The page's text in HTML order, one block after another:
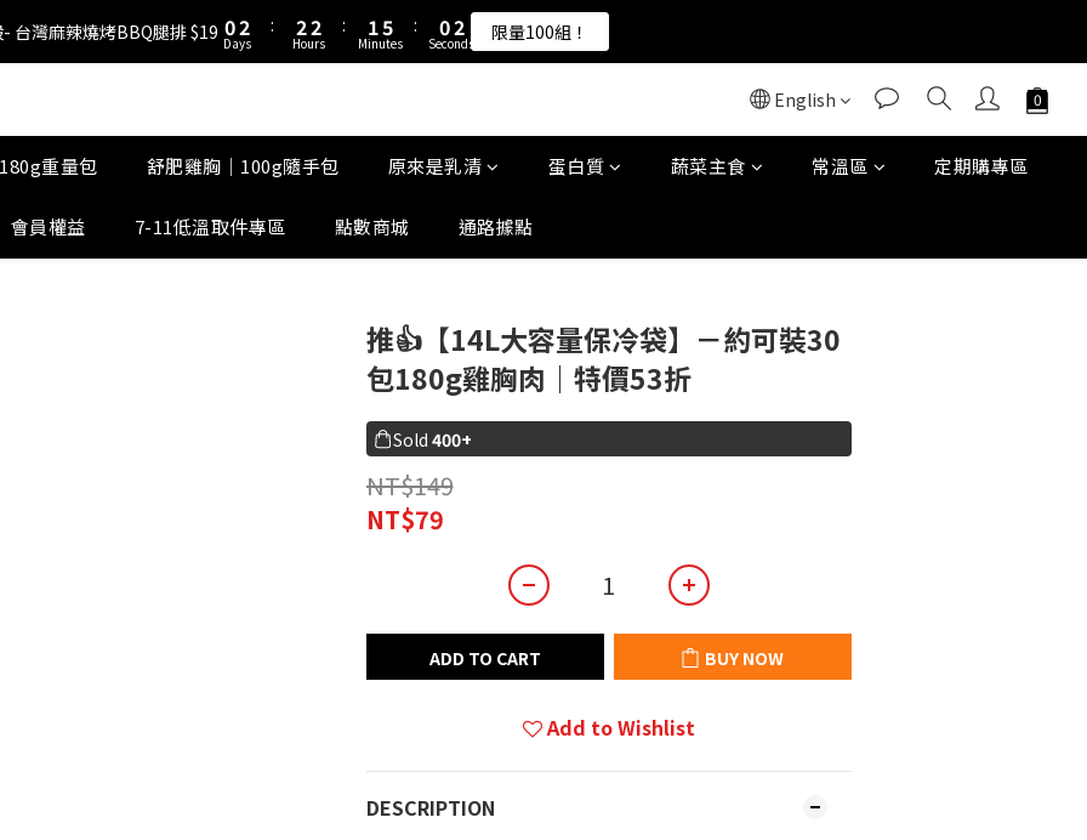
台灣麻辣燒烤BBQ腿排 $19 02
1
Days
:
2
1
2
1
Hours
:
1
0
5
4
1
0
Minutes
:
01
0
Seconds 限量100組！
台灣麻辣燒烤BBQ腿排 $19 02
1
Days
:
2
1
2
1
Hours
:
1
0
5
4
1
0
Minutes
:
01
0
Seconds 限量100組！
台灣麻辣燒烤BBQ腿排 $19
5
4
3
0
7
6
5
2
1
Days
7
6
5
2
1
7
6
5
2
1
Hours
6
5
4
9
8
5
4
2
1
Minutes
5
4
3
0
6
5
2
1
0
Seconds 限量100組！
English
重量包 舒肥雞胸｜100g隨手包 原來是乳清 蛋白質 蔬菜主食 常溫區 定期購專區
會員權益 7-11低溫取件專區 點數商城 通路據點
推👍【14L大容量保冷袋】－約可裝30
包180g雞胸肉｜特價53折
Sold 400+
NT$149
NT$79
ADD TO CART BUY NOW
Add to Wishlist
DESCRIPTION